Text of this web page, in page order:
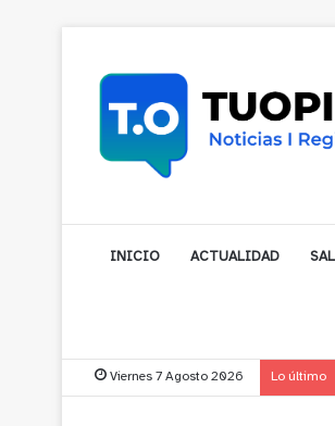
INICIO ACTUALIDAD
Viernes 7 Agosto 2026 Lo último